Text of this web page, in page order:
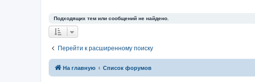
Подходящих тем или сообщений не найдено.
Перейти к расширенному поиску
На главную Список форумов